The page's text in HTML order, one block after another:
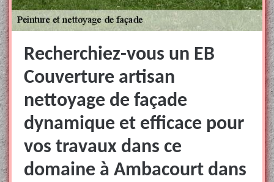
Recherchiez-vous un EB
Couverture artisan
nettoyage de façade
dynamique et efficace pour
vos travaux dans ce
domaine à Ambacourt dans